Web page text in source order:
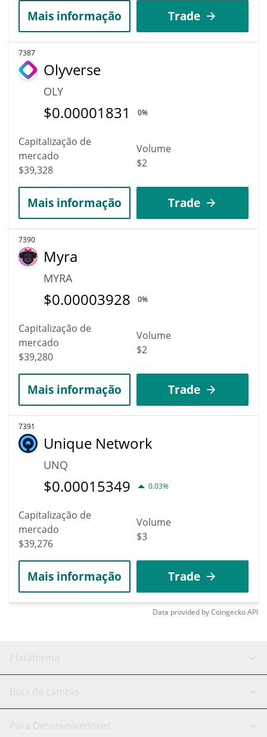
Mais informação Trade
7387
Olyverse
OLY
$0.00001831 0%
Capitalização de
mercado
$39,328
Volume
$2
Mais informação Trade
7390
Myra
MYRA
$0.00003928 0%
Capitalização de
mercado
$39,280
Volume
$2
Mais informação Trade
7391
Unique Network
UNQ
$0.00015349 0.03%
Capitalização de
mercado
$39,276
Volume
$3
Mais informação Trade
Data provided byCoingeckoAPI
Plataforma
Bot GRID
Bots de câmbio
Binance
Para Desenvolvedores